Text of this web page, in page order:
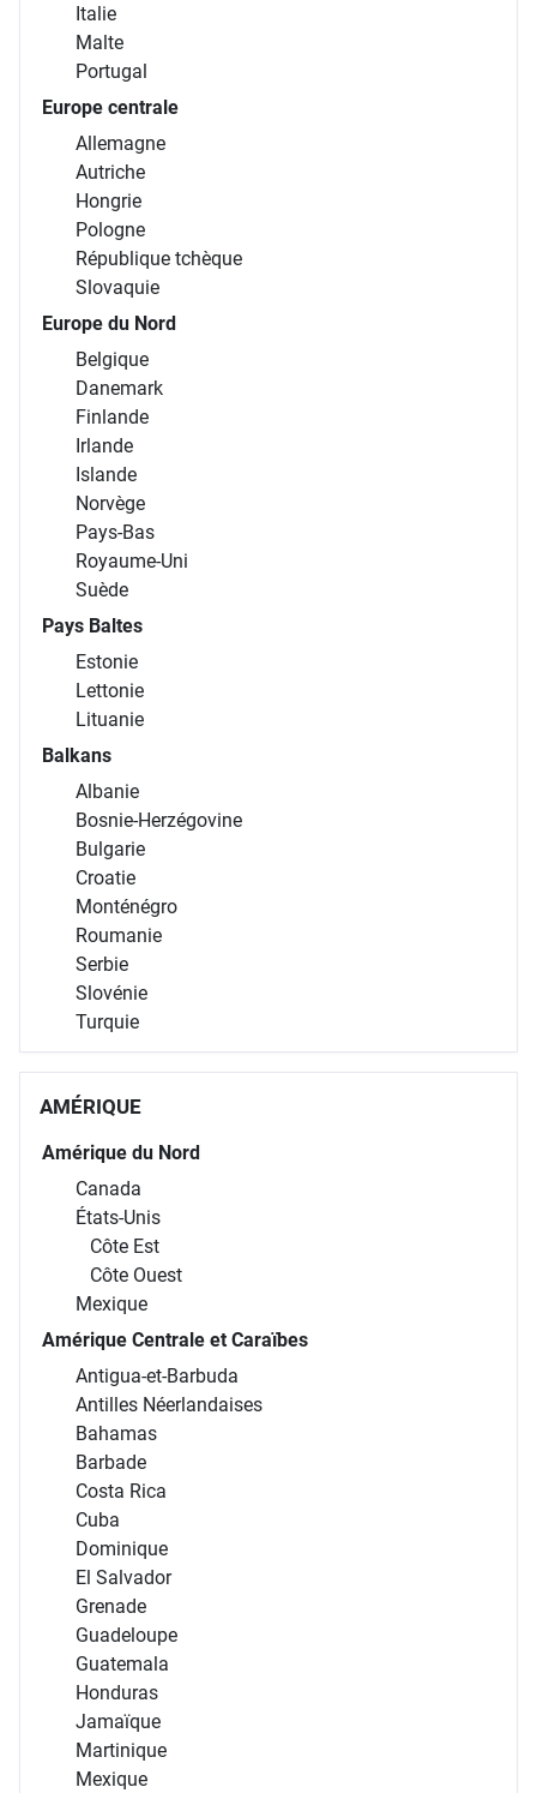
Italie
Malte
Portugal
Europe centrale
Allemagne
Autriche
Hongrie
Pologne
République tchèque
Slovaquie
Europe du Nord
Belgique
Danemark
Finlande
Irlande
Islande
Norvège
Pays-Bas
Royaume-Uni
Suède
Pays Baltes
Estonie
Lettonie
Lituanie
Balkans
Albanie
Bosnie-Herzégovine
Bulgarie
Croatie
Monténégro
Roumanie
Serbie
Slovénie
Turquie
AMÉRIQUE
Amérique du Nord
Canada
États-Unis
Côte Est
Côte Ouest
Mexique
Amérique Centrale et Caraïbes
Antigua-et-Barbuda
Antilles Néerlandaises
Bahamas
Barbade
Costa Rica
Cuba
Dominique
El Salvador
Grenade
Guadeloupe
Guatemala
Honduras
Jamaïque
Martinique
Mexique